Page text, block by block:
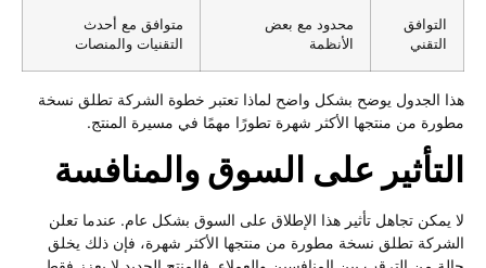
التوافق
التقني
محدود مع بعض
الأنظمة
متوافق مع أحدث
التقنيات والمنصات
هذا الجدول يوضح بشكل واضح لماذا تعتبر خطوة الشركة تطلق نسخة
مطورة من منتجها الأكثر شهرة تطورًا مهمًا في مسيرة المنتج.
التأثير على السوق والمنافسة
لا يمكن تجاهل تأثير هذا الإطلاق على السوق بشكل عام. عندما تعلن
الشركة تطلق نسخة مطورة من منتجها الأكثر شهرة، فإن ذلك يخلق